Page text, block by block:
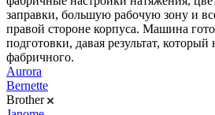
заправки, большую рабочую зону и
правой стороне корпуса. Машина
подготовки, давая результат, который
фабричного.
Aurora
Bernette
Brother